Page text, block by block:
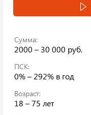
Сумма:
2000 – 30 000 руб.
ПСК:
0% – 292% в год
Возраст:
18 – 75 лет